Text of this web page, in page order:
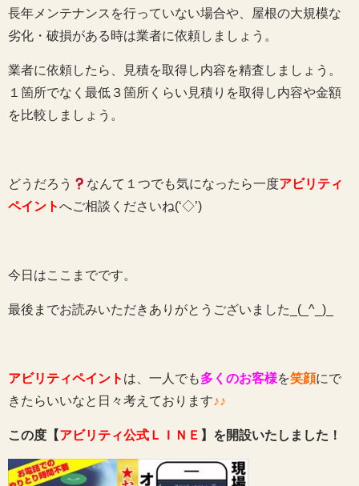
長年メンテナンスを行っていない場合や、屋根の大規模な
劣化・破損がある時は業者に依頼しましょう。
業者に依頼したら、見積を取得し内容を精査しましょう。
１箇所でなく最低３箇所くらい見積りを取得し内容や金額
を比較しましょう。
どうだろう なんて１つでも気になったら一度アビリティ
ペイントへご相談くださいね(‘◇’)ゞ
今日はここまでです。
最後までお読みいただきありがとうございました_(_^_)_
アビリティペイント は、一人でも多くのお客様を笑顔にで
きたらいいなと日々考えております♪♪
この度【アビリティ公式ＬＩＮＥ 】を開設いたしました！